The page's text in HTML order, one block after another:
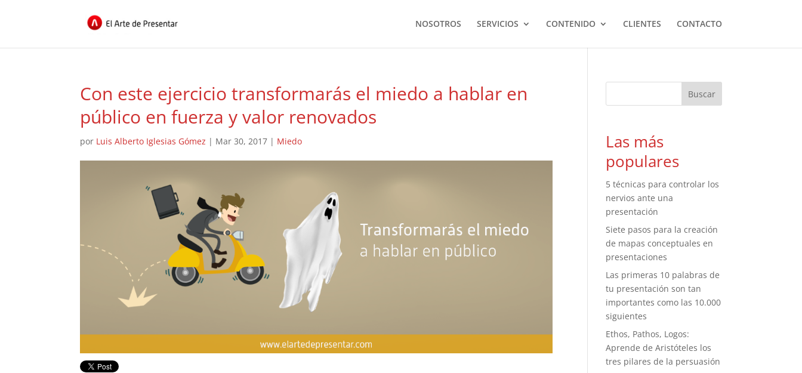
NOSOTROS SERVICIOS CONTENIDO CLIENTES CONTACTO
Con este ejercicio transformarás el miedo a hablar en
público en fuerza y valor renovados
por Luis Alberto Iglesias Gómez | Mar 30, 2017 | Miedo
Las más
populares
5 técnicas para controlar los
nervios ante una
presentación
Siete pasos para la creación
de mapas conceptuales en
presentaciones
Las primeras 10 palabras de
tu presentación son tan
importantes como las 10.000
siguientes
Ethos, Pathos, Logos:
Aprende de Aristóteles los
tres pilares de la persuasión